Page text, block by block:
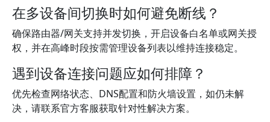
在多设备间切换时如何避免断线？
确保路由器/网关支持并发切换，开启设备白名单或网关授
权，并在高峰时段按需管理设备列表以维持连接稳定。
遇到设备连接问题应如何排障？
优先检查网络状态、DNS配置和防火墙设置，如仍未解
决，请联系官方客服获取针对性解决方案。